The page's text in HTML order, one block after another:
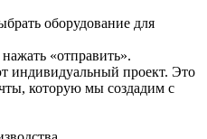
оборудование для
«отправить».
индивидуальный проект. Это
которую мы создадим с